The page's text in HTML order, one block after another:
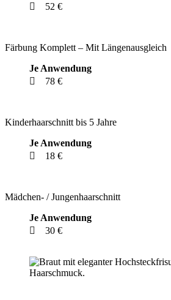
52 €
Färbung Komplett – Mit Längenausgleich
Je Anwendung
78 €
Kinderhaarschnitt bis 5 Jahre
Je Anwendung
18 €
Mädchen- / Jungenhaarschnitt
Je Anwendung
30 €